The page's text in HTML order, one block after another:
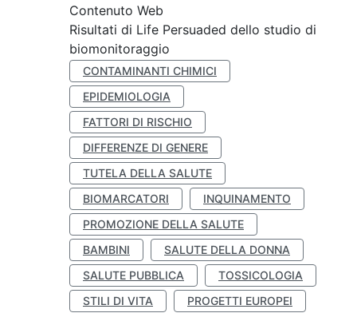
Contenuto Web
Risultati di Life Persuaded dello studio di
biomonitoraggio
CONTAMINANTI CHIMICI
EPIDEMIOLOGIA
FATTORI DI RISCHIO
DIFFERENZE DI GENERE
TUTELA DELLA SALUTE
BIOMARCATORI
INQUINAMENTO
PROMOZIONE DELLA SALUTE
BAMBINI
SALUTE DELLA DONNA
SALUTE PUBBLICA
TOSSICOLOGIA
STILI DI VITA
PROGETTI EUROPEI